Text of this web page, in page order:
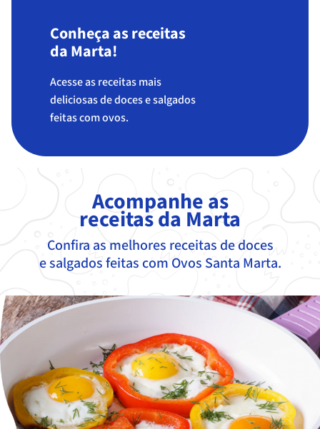
Conheça as receitas
da Marta!
Acesse as receitas mais
deliciosas de doces e salgados
feitas com ovos.
Acompanhe as
receitas da Marta
Confira as melhores receitas de doces
e salgados feitas com Ovos Santa Marta.